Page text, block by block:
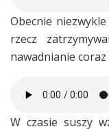
Obecnie
rzecz
nawadnianie
W czasie suszy